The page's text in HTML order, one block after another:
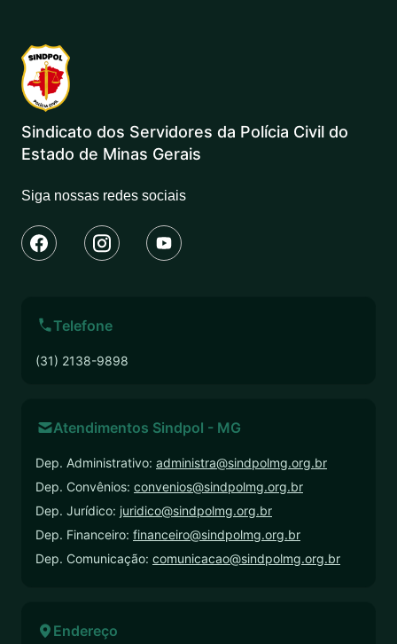
Sindicato dos Servidores da Polícia Civil do
Estado de Minas Gerais
Siga nossas redes sociais
Telefone
(31) 2138-9898
Atendimentos Sindpol - MG
Dep. Administrativo: administra@sindpolmg.org.br
Dep. Convênios: convenios@sindpolmg.org.br
Dep. Jurídico: juridico@sindpolmg.org.br
Dep. Financeiro: financeiro@sindpolmg.org.br
Dep. Comunicação: comunicacao@sindpolmg.org.br
Endereço